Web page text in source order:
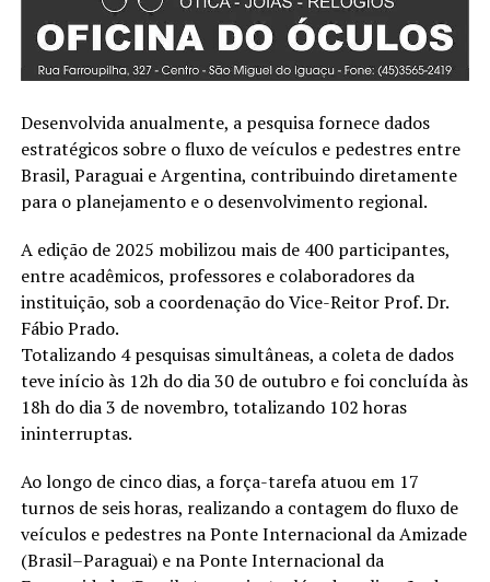
Desenvolvida anualmente, a pesquisa fornece dados
estratégicos sobre o fluxo de veículos e pedestres entre
Brasil, Paraguai e Argentina, contribuindo diretamente
para o planejamento e o desenvolvimento regional.
A edição de 2025 mobilizou mais de 400 participantes,
entre acadêmicos, professores e colaboradores da
instituição, sob a coordenação do Vice-Reitor Prof. Dr.
Fábio Prado.
Totalizando 4 pesquisas simultâneas, a coleta de dados
teve início às 12h do dia 30 de outubro e foi concluída às
18h do dia 3 de novembro, totalizando 102 horas
ininterruptas.
Ao longo de cinco dias, a força-tarefa atuou em 17
turnos de seis horas, realizando a contagem do fluxo de
veículos e pedestres na Ponte Internacional da Amizade
(Brasil–Paraguai) e na Ponte Internacional da